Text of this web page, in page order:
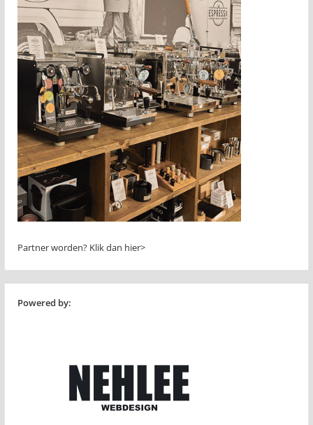
Partner worden? Klik dan hier>
Powered by: